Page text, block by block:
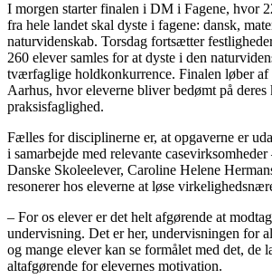
I morgen starter finalen i DM i Fagene, hvor
fra hele landet skal dyste i fagene: dansk,
naturvidenskab. Torsdag fortsætter
260 elever samles for at dyste i den
tværfaglige holdkonkurrence. Finalen løber af
Aarhus, hvor eleverne bliver bedømt på deres
praksisfaglighed.
Fælles for disciplinerne er, at opgaverne er
i samarbejde med relevante
Danske Skoleelever, Caroline Helene
resonerer hos eleverne at løse
– For os elever er det helt afgørende at
undervisning. Det er her, undervisningen for
og mange elever kan se formålet med det, de
altafgørende for elevernes motivation.